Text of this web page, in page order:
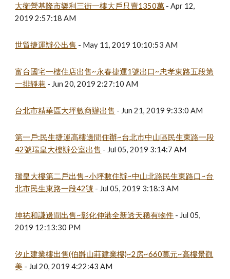
大衛營基隆市樂利三街一樓大戶只賣1350萬 - Apr 12,
2019 2:57:18 AM
世貿捷運辦公出售 - May 11, 2019 10:10:53 AM
富台國宅一樓住店出售~永春捷運1號出口~忠孝東路五段第
一排靜巷 - Jun 20, 2019 2:27:10 AM
台北市精華區大坪數商辦出售 - Jun 21, 2019 9:33:0 AM
第一戶:民生捷運高樓邊間住辦~台北市中山區民生東路一段
42號瑞皇大樓辦公室出售 - Jul 05, 2019 3:14:7 AM
瑞皇大樓第二戶出售~小坪數住辦~中山北路民生東路口~台
北市民生東路一段42號 - Jul 05, 2019 3:18:3 AM
坤祐和謙邊間出售~彰化伸港全新透天稀有物件 - Jul 05,
2019 12:13:30 PM
汐止建業樓出售(伯爵山莊建業樓)~2房~660萬元~高樓景觀
美 - Jul 20, 2019 4:22:43 AM